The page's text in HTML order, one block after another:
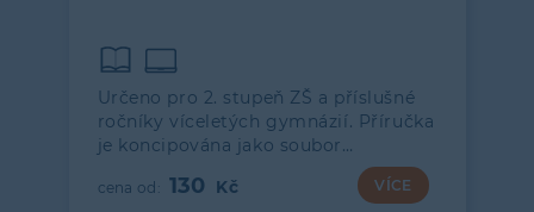
Určeno pro 2. stupeň ZŠ a příslušné
ročníky víceletých gymnázií. Příručka
je koncipována jako soubor…
130 VÍCE